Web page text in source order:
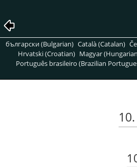
български (Bulgarian) Català (Catalan)
Hrvatski (Croatian) Magyar
Português brasileiro (Brazilian